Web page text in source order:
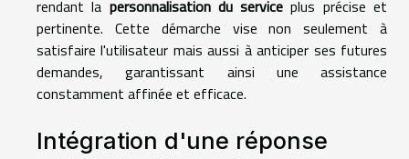
rendant la personnalisation du service plus précise et
pertinente. Cette démarche vise non seulement à
satisfaire l'utilisateur mais aussi à anticiper ses futures
demandes, garantissant ainsi une assistance
constamment affinée et efficace.
Intégration d'une réponse